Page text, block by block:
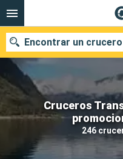
Cruceros
246
Encontrar un crucero
Fecha de salida